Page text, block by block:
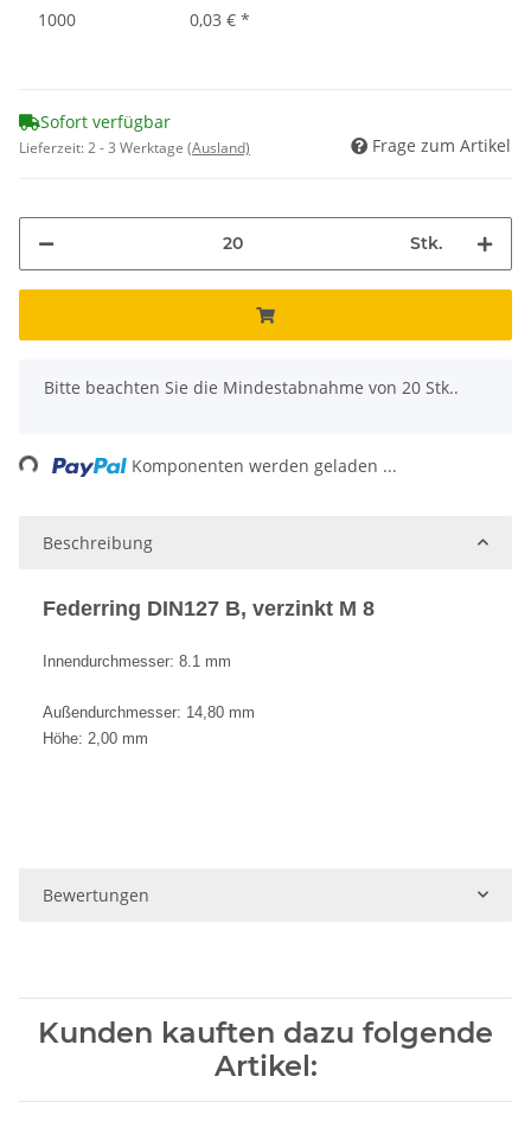
1000
0,03 € *
Sofort verfügbar
Lieferzeit:2 - 3 Werktage (Ausland) Frage zum Artikel
Stk.
x
Bitte beachten Sie die Mindestabnahme von 20 Stk..
Komponenten werden geladen ...
Beschreibung
Federring DIN127 B, verzinkt M 8
Innendurchmesser: 8.1 mm
Außendurchmesser: 14,80 mm
Höhe: 2,00 mm
Bewertungen
Kunden kauften dazu folgende
Artikel: